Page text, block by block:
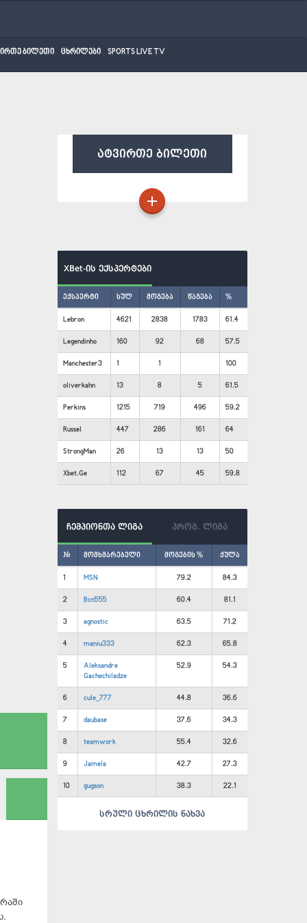
ბილეთი ცხრილები SPORTS LIVE TV
ატვირთე ბილეთი
XBet-ის ექსპერტები
ექსპერტი სულ მოგება წაგება %
Lebron 4621 2838 1783 61.4
Legendinho 160 92 68 57.5
Manchester3 1 1 100
oliverkahn 13 8 5 61.5
Perkins 1215 719 496 59.2
Russel 447 286 161 64
StrongMan 26 13 13 50
Xbet.Ge 112 67 45 59.8
ჩემპიონთა ლიგა პროგ. ლიგა
# მომხმარებელი მოგების % ქულა
1 MSN 79.2 84.3
2 Bcn555 60.4 81.1
3 agnostic 63.5 71.2
4 maniu333 62.3 65.8
5
Aleksandre
Gachechiladze
52.9 54.3
6 cule_777 44.8 36.6
7 daubase 37.6 34.3
8 teamwork 55.4 32.6
9 Jamela 42.7 27.3
10 gugson 38.3 22.1
სრული ცხრილის ნახვა